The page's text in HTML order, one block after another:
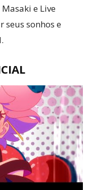
e Live
seus sonhos e